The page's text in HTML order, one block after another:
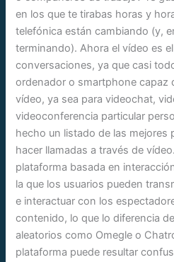
en los que te tirabas horas y
telefónica están cambiando (y,
terminando). Ahora el vídeo es
conversaciones, ya que casi
ordenador o smartphone capaz
vídeo, ya sea para videochat,
videoconferencia particular
hecho un listado de las mejores
hacer llamadas a través de
plataforma basada en
la que los usuarios pueden
e interactuar con los
contenido, lo que lo diferencia
aleatorios como Omegle o
plataforma puede resultar